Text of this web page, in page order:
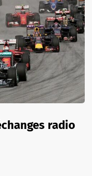
radio